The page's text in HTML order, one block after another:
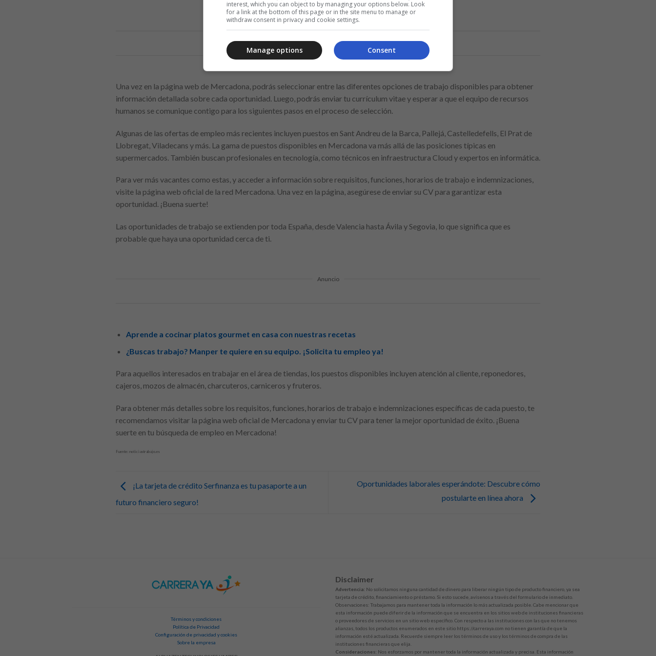
Anuncio
Una vez en la página web de Mercadona, podrás seleccionar entre las diferentes opciones de trabajo disponibles para obtener
información detallada sobre cada oportunidad. Luego, podrás enviar tu currículum vitae y esperar a que el equipo de recursos
humanos se comunique contigo para los siguientes pasos en el proceso de selección.
Algunas de las ofertas de empleo más recientes incluyen puestos en Sant Andreu de la Barca, Pallejá, Castelledefells, El Prat de
Llobregat, Viladecans y más. La gama de puestos disponibles en Mercadona va más allá de las posiciones típicas en
supermercados. También buscan profesionales en tecnología, como técnicos en infraestructura Cloud y expertos en informática.
Para ver más vacantes como estas, y acceder a información sobre requisitos, funciones, horarios de trabajo e indemnizaciones,
visite la página web oficial de la red Mercadona. Una vez en la página, asegúrese de enviar su CV para garantizar esta
oportunidad. ¡Buena suerte!
Las oportunidades de trabajo se extienden por toda España, desde Valencia hasta Ávila y Segovia, lo que significa que es
probable que haya una oportunidad cerca de ti.
Anuncio
Aprende a cocinar platos gourmet en casa con nuestras recetas
¿Buscas trabajo? Manper te quiere en su equipo. ¡Solicita tu empleo ya!
Para aquellos interesados en trabajar en el área de tiendas, los puestos disponibles incluyen atención al cliente, reponedores,
cajeros, mozos de almacén, charcuteros, carniceros y fruteros.
Para obtener más detalles sobre los requisitos, funciones, horarios de trabajo e indemnizaciones específicas de cada puesto, te
recomendamos visitar la página web oficial de Mercadona y enviar tu CV para tener la mejor oportunidad de éxito. ¡Buena
suerte en tu búsqueda de empleo en Mercadona!
Fuente: noticiastrabajo.es
¡La tarjeta de crédito Serfinanza es tu pasaporte a un
futuro financiero seguro!
Oportunidades laborales esperándote: Descubre cómo
postularte en línea ahora
Términos y condiciones
Política de Privacidad
Configuración de privacidad y cookies
Sobre la empresa
Disclaimer
Advertencia: No solicitamos ninguna cantidad de dinero para liberar ningún tipo de producto financiero, ya sea
tarjeta de crédito, financiamiento o préstamo. Si esto sucede, avísenos a través del formulario de inmediato.
Observaciones: Trabajamos para mantener toda la información lo más actualizada posible. Cabe mencionar que
esta información puede diferir de la información que se encuentra en los sitios web de instituciones financieras
o proveedores de servicios en un sitio web específico. Con respecto a las instituciones con las que no tenemos
alianzas, todos los productos enumerados en este sitio https://carreraya.com no tienen garantía de que la
información esté actualizada. Recuerde siempre leer los términos de uso y los términos de compra de las
instituciones financieras que elija.
Consideraciones: Nos esforzamos por mantener toda la información actualizada y precisa. Esta información
interest, which you can object to by managing your options below. Look
for a link at the bottom of this page or in the site menu to manage or
withdraw consent in privacy and cookie settings.
Consent
Manage options